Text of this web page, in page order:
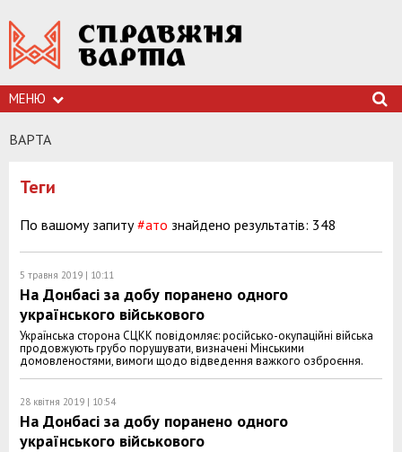
МЕНЮ
ВАРТА
Теги
По вашому запиту#ато знайдено результатів: 348
5 травня 2019 | 10:11
На Донбасі за добу поранено одного
українського військового
Українська сторона СЦКК повідомляє: російсько-окупаційні війська
продовжують грубо порушувати, визначені Мінськими
домовленостями, вимоги щодо відведення важкого озброєння.
28 квітня 2019 | 10:54
На Донбасі за добу поранено одного
українського військового